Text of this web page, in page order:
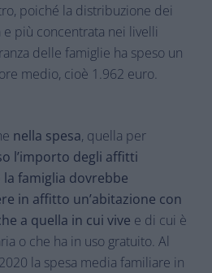
poiché la distribuzione dei
più concentrata nei livelli
delle famiglie ha speso un
medio, cioè 1.962 euro.
nella spesa, quella per
l’importo degli affitti
famiglia dovrebbe
in affitto un’abitazione con
a quella in cui vive e di cui è
o che ha in uso gratuito. Al
la spesa media familiare in